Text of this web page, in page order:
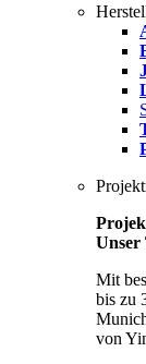
Unser
Mit
bis zu
von